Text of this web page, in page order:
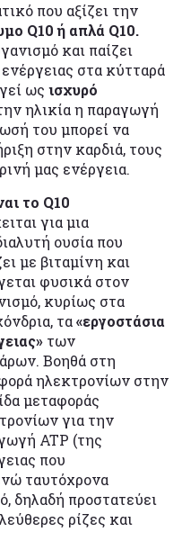
που αξίζει την
Q10 ή απλά Q10.
και παίζει
στα κύτταρά
ως ισχυρό
ηλικία η παραγωγή
του μπορεί να
στην καρδιά, τους
μας ενέργεια.
το Q10
για μια
ουσία που
με βιταμίνη και
φυσικά στον
κυρίως στα
τα«εργοστάσια
των
Βοηθά στη
ηλεκτρονίων στην
μεταφοράς
για την
ATP (της
που
ταυτόχρονα
δηλαδή προστατεύει
ρίζες και